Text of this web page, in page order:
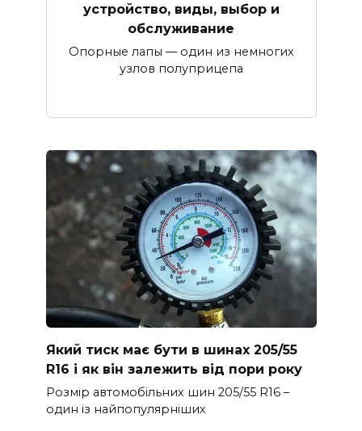
устройство, виды, выбор и
обслуживание
Опорные лапы — один из немногих
узлов полуприцепа
Який тиск має бути в шинах 205/55
R16 і як він залежить від пори року
Розмір автомобільних шин 205/55 R16 –
один із найпопулярніших